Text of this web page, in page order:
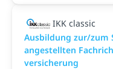
IKK classic
Aus­bild­ung zur/zum
angestellten­
versicher­ung